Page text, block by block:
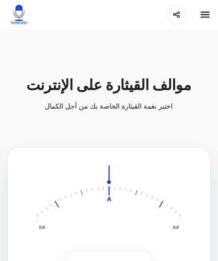
موالف القيثارة على الإنترنت
اختبر نغمة القيثارة الخاصة بك من أجل الكمال
G#
A
A#